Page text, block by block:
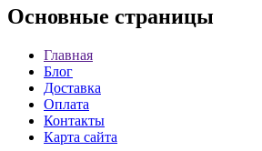
Основные страницы
Главная
Блог
Доставка
Оплата
Контакты
Карта сайта